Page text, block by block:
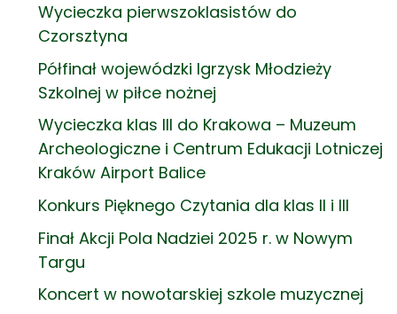
Wycieczka pierwszoklasistów do
Czorsztyna
Półfinał wojewódzki Igrzysk Młodzieży
Szkolnej w piłce nożnej
Wycieczka klas III do Krakowa – Muzeum
Archeologiczne i Centrum Edukacji Lotniczej
Kraków Airport Balice
Konkurs Pięknego Czytania dla klas II i III
Finał Akcji Pola Nadziei 2025 r. w Nowym
Targu
Koncert w nowotarskiej szkole muzycznej